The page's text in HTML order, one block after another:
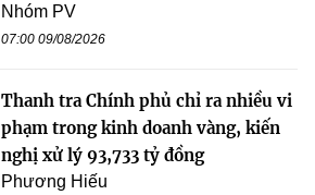
Nhóm PV
07:00 09/08/2026
Thanh tra Chính phủ chỉ ra nhiều vi
phạm trong kinh doanh vàng, kiến
nghị xử lý 93,733 tỷ đồng
Phương Hiếu